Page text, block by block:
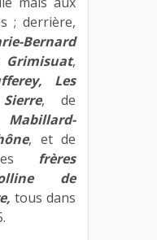
; derrière,
Bernard
Grimisuat,
Les
, de
, et de
frères
de
tous dans